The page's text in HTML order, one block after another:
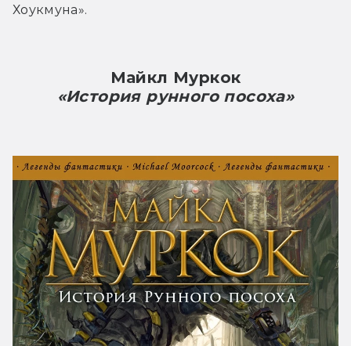
Хоукмуна».
Майкл Муркок
«История рунного посоха»